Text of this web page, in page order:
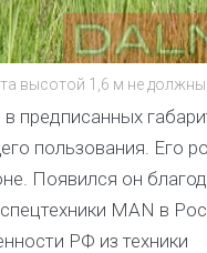
высотой 1,6 м не
предписанных
пользования. Его
Появился он
MAN в
РФ из техники